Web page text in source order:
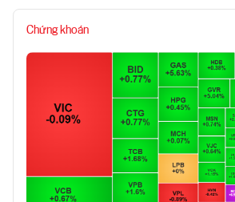
Chứng khoán